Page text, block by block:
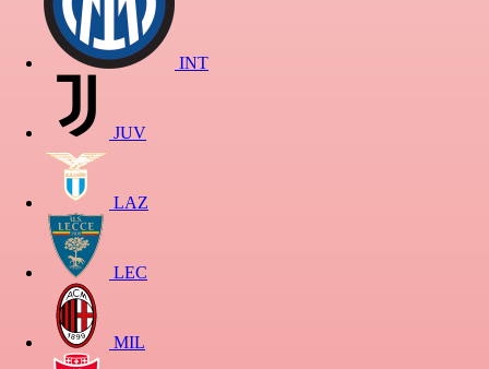
INT
JUV
LAZ
LEC
MIL